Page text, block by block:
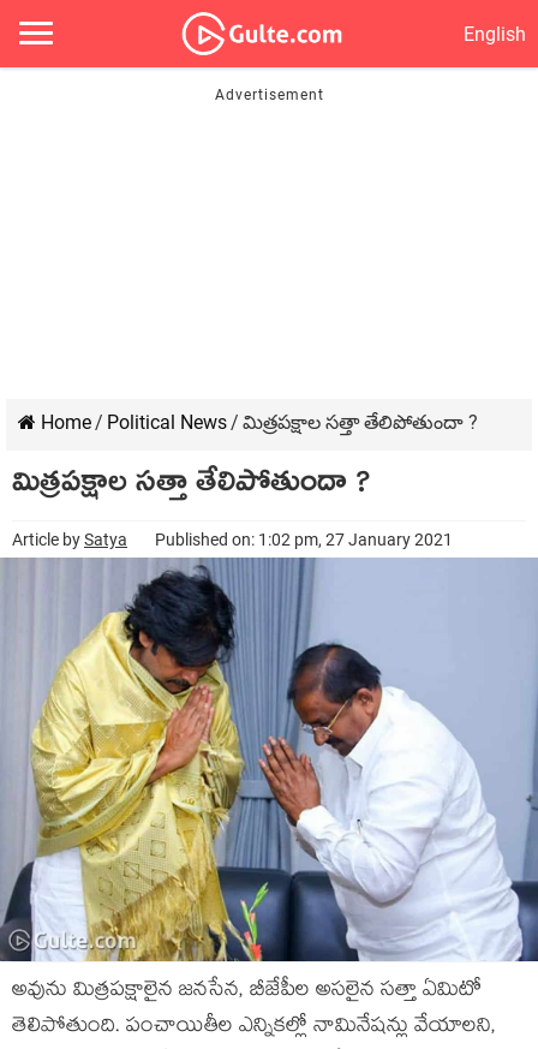
English
Home/ Political News/ మిత్రపక్షాల సత్తా తేలిపోతుందా ?
మిత్రపక్షాల సత్తా తేలిపోతుందా ?
Article bySatya Published on: 1:02 pm, 27 January 2021
అవును మిత్రపక్షాలైన జనసేన, బీజేపీల అసలైన సత్తా ఏమిటో
తెలిపోతుంది. పంచాయితీల ఎన్నికల్లో నామినేషన్లు వేయాలని,